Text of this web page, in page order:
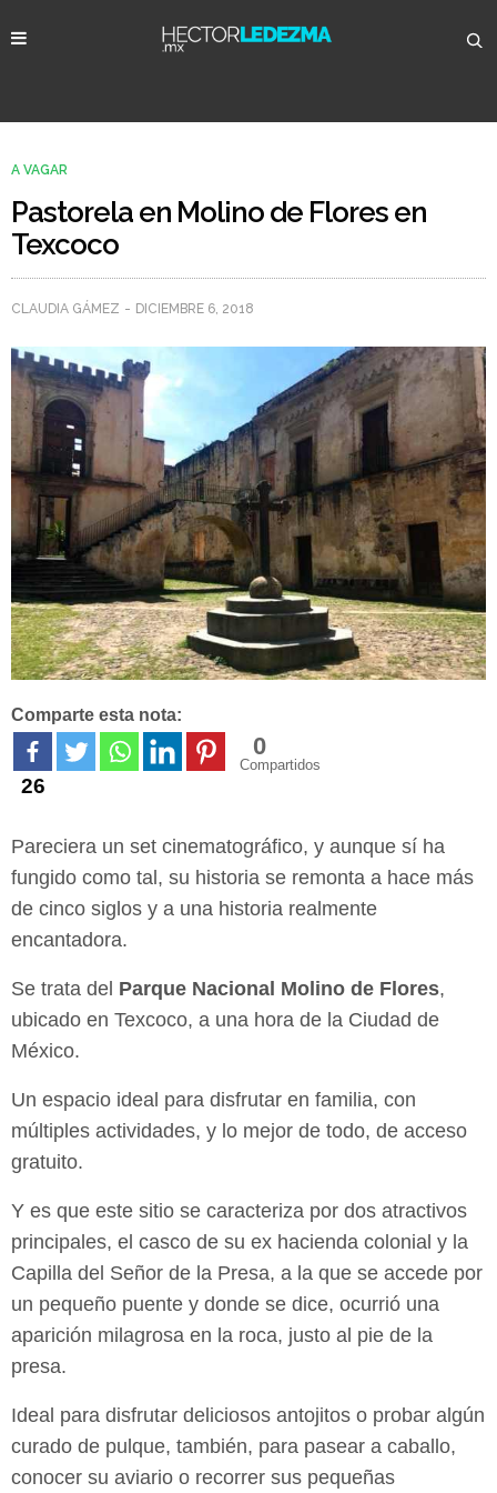
A VAGAR
Pastorela en Molino de Flores en
Texcoco
CLAUDIA GÁMEZ DICIEMBRE 6, 2018
Comparte esta nota:
26
0
Compartidos
Pareciera un set cinematográfico, y aunque sí ha
fungido como tal, su historia se remonta a hace más
de cinco siglos y a una historia realmente
encantadora.
Se trata del Parque Nacional Molino de Flores,
ubicado en Texcoco, a una hora de la Ciudad de
México.
Un espacio ideal para disfrutar en familia, con
múltiples actividades, y lo mejor de todo, de acceso
gratuito.
Y es que este sitio se caracteriza por dos atractivos
principales, el casco de su ex hacienda colonial y la
Capilla del Señor de la Presa, a la que se accede por
un pequeño puente y donde se dice, ocurrió una
aparición milagrosa en la roca, justo al pie de la
presa.
Ideal para disfrutar deliciosos antojitos o probar algún
curado de pulque, también, para pasear a caballo,
conocer su aviario o recorrer sus pequeñas